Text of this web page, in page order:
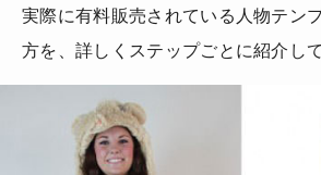
実際に有料販売されている人物テン
方を、詳しくステップごとに紹介して